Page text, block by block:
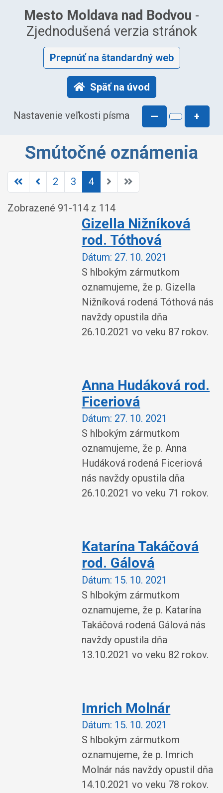
Mesto Moldava nad Bodvou -
Zjednodušená verzia stránok
Prepnúť na štandardný web
Späť na úvod
Nastavenie veľkosti písma — +
Smútočné oznámenia
2 3 4
Zobrazené 91 -114 z 114
Gizella Nižníková
rod. Tóthová
Dátum: 27. 10. 2021
S hlbokým zármutkom
oznamujeme, že p. Gizella
Nižníková rodená Tóthová nás
navždy opustila dňa
26.10.2021 vo veku 87 rokov.
Anna Hudáková rod.
Ficeriová
Dátum: 27. 10. 2021
S hlbokým zármutkom
oznamujeme, že p. Anna
Hudáková rodená Ficeriová
nás navždy opustila dňa
26.10.2021 vo veku 71 rokov.
Katarína Takáčová
rod. Gálová
Dátum: 15. 10. 2021
S hlbokým zármutkom
oznamujeme, že p. Katarína
Takáčová rodená Gálová nás
navždy opustila dňa
13.10.2021 vo veku 82 rokov.
Imrich Molnár
Dátum: 15. 10. 2021
S hlbokým zármutkom
oznamujeme, že p. Imrich
Molnár nás navždy opustil dňa
14.10.2021 vo veku 78 rokov.